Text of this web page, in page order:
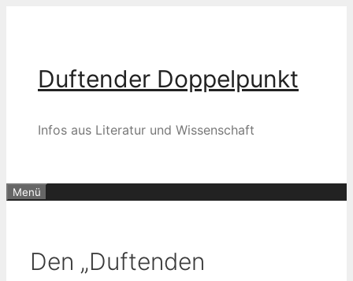
Duftender Doppelpunkt
Infos aus Literatur und Wissenschaft
Menü
Den „Duftenden